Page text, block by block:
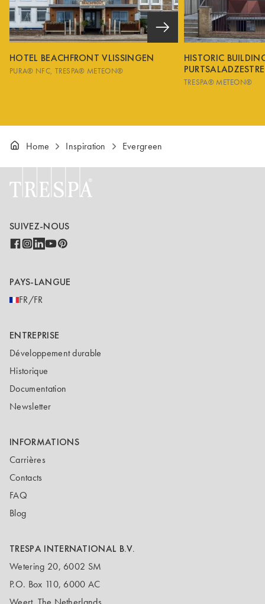
HOTEL BEACHFRONT VLISSINGEN
PURA® NFC TRESPA® METEON®
HISTORIC
TRESPA® METEON®
Home Inspiration Evergreen
SUIVEZ-NOUS
PAYS-LANGUE
FR/FR
ENTREPRISE
Développement durable
Historique
Documentation
Newsletter
INFORMATIONS
Carrières
Contacts
FAQ
Blog
TRESPA INTERNATIONAL B.V.
Wetering 20, 6002 SM
P.O. Box 110, 6000 AC